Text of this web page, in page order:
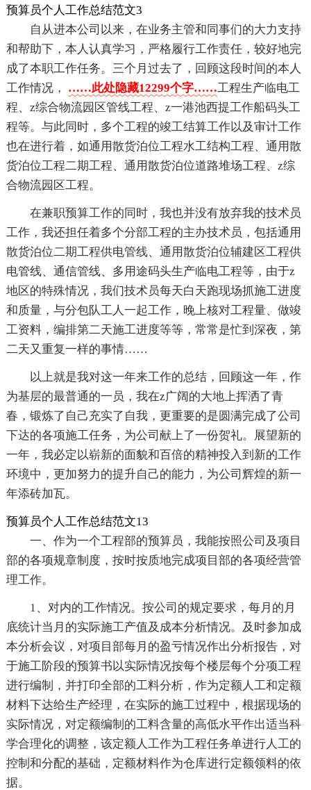
预算员个人工作总结范文3
自从进本公司以来，在业务主管和同事们的大力支持
和帮助下，本人认真学习，严格履行工作责任，较好地完
成了本职工作任务。三个月过去了，回顾这段时间的本人
工作情况， ……此处隐藏12299个字……工程生产临电工
程、z综合物流园区管线工程、z一港池西提工作船码头工
程等。与此同时，多个工程的竣工结算工作以及审计工作
也在进行着，如通用散货泊位工程水工结构工程、通用散
货泊位工程二期工程、通用散货泊位道路堆场工程、z综
合物流园区工程。
在兼职预算工作的同时，我也并没有放弃我的技术员
工作，我还担任着多个分部工程的主办技术员，包括通用
散货泊位二期工程供电管线、通用散货泊位辅建区工程供
电管线、通信管线、多用途码头生产临电工程等，由于z
地区的特殊情况，我们技术员每天白天跑现场抓施工进度
和质量，与分包队工人一起工作，晚上核对工程量、做竣
工资料，编排第二天施工进度等等，常常是忙到深夜，第
二天又重复一样的事情……
以上就是我对这一年来工作的总结，回顾这一年，作
为基层的最普通的一员，我在z广阔的大地上挥洒了青
春，锻炼了自己充实了自我，更重要的是圆满完成了公司
下达的各项施工任务，为公司献上了一份贺礼。展望新的
一年，我必定以崭新的面貌和百倍的精神投入到新的工作
环境中，更加努力的提升自己的能力，为公司辉煌的新一
年添砖加瓦。
预算员个人工作总结范文13
一、作为一个工程部的预算员，我能按照公司及项目
部的各项规章制度，按时按质地完成项目部的各项经营管
理工作。
1、对内的工作情况。按公司的规定要求，每月的月
底统计当月的实际施工产值及成本分析情况。及时参加成
本分析会议，对项目部每月的盈亏情况作出分析报告，对
于施工阶段的预算书以实际情况按每个楼层每个分项工程
进行编制，并打印全部的工料分析，作为定额人工和定额
材料下达给生产经理，在实际的施工过程中，根据现场的
实际情况，对定额编制的工料含量的高低水平作出适当科
学合理化的调整，该定额人工作为工程任务单进行人工的
控制和分配的基础，定额材料作为仓库进行定额领料的依
据。